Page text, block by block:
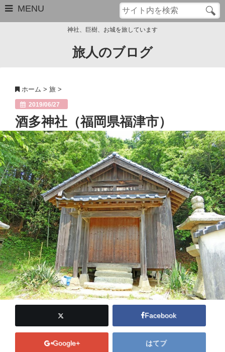
MENU
サイトマップ
管理人のプロフィール
Close
神社、巨樹、お城を旅しています
旅人のブログ
ホーム > 旅 >
2019/06/27
酒多神社（福岡県福津市）
Facebook
Google+ はてブ